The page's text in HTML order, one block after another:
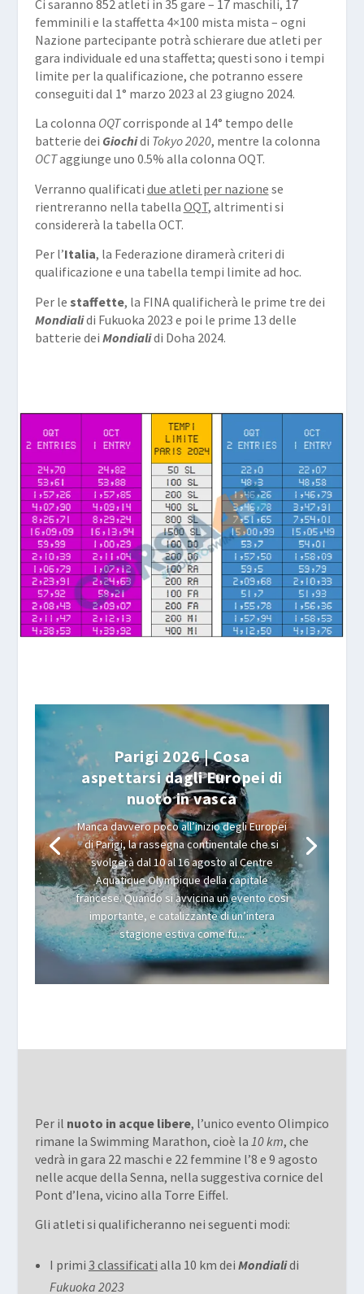
Ci saranno 852 atleti in 35 gare – 17 maschili, 17
femminili e la staffetta 4×100 mista mista – ogni
Nazione partecipante potrà schierare due atleti per
gara individuale ed una staffetta; questi sono i tempi
limite per la qualificazione, che potranno essere
conseguiti dal 1° marzo 2023 al 23 giugno 2024.
La colonna OQTcorrisponde al 14° tempo delle
batterie dei Giochidi Tokyo 2020, mentre la colonna
OCTaggiunge uno 0.5% alla colonna OQT.
Verranno qualificati due atleti per nazione se
rientreranno nella tabella OQT, altrimenti si
considererà la tabella OCT.
Per l’Italia, la Federazione diramerà criteri di
qualificazione e una tabella tempi limite ad hoc.
Per le staffette, la FINA qualificherà le prime tre dei
Mondialidi Fukuoka 2023 e poi le prime 13 delle
batterie dei Mondialidi Doha 2024.
Parigi 2026 | Cosa
aspettarsi dagli Europei di
nuoto in vasca
Manca davvero poco all’inizio degli Europei
di Parigi, la rassegna continentale che si
svolgerà dal 10 al 16 agosto al Centre
Aquatique Olympique della capitale
francese. Quando si avvicina un evento così
importante, e catalizzante di un’intera
stagione estiva come fu...
Per il nuoto in acque libere, l’unico evento Olimpico
rimane la Swimming Marathon, cioè la 10 km, che
vedrà in gara 22 maschi e 22 femmine l’8 e 9 agosto
nelle acque della Senna, nella suggestiva cornice del
Pont d’Iena, vicino alla Torre Eiffel.
Gli atleti si qualificheranno nei seguenti modi:
I primi 3 classificati alla 10 km dei Mondialidi
Fukuoka 2023